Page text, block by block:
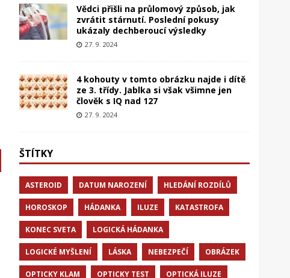
Vědci přišli na průlomový způsob, jak
zvrátit stárnutí. Poslední pokusy
ukázaly dechberoucí výsledky
27. 9. 2024
4 kohouty v tomto obrázku najde i dítě
ze 3. třídy. Jablka si však všimne jen
člověk s IQ nad 127
27. 9. 2024
ŠTÍTKY
ASTEROID DATUM NAROZENÍ HLEDÁNÍ ROZDÍLŮ
HOROSKOP HÁDANKA ILUZE KATASTROFA
KONEC SVETA LOGICKÁ HÁDANKA
LOGICKÉ MYŠLENÍ LÁSKA NEBEZPEČÍ OBRÁZEK
OPTICKY KLAM OPTICKY TEST OPTICKÁ ILUZE